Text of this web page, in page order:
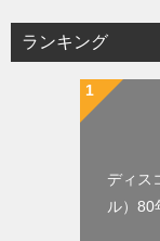
ランキング
ディス
ル）80